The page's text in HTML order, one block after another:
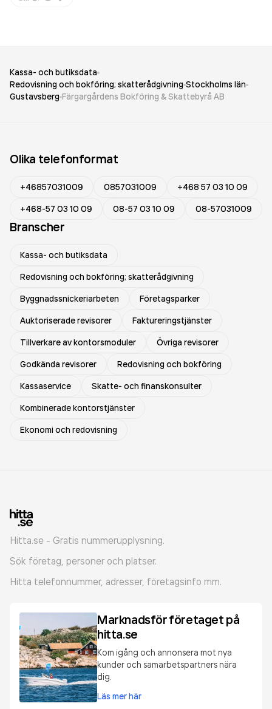
Kassa- och butiksdata
Redovisning och bokföring; skatterådgivning Stockholms län
Gustavsberg Färgargårdens Bokföring & Skattebyrå AB
Olika telefonformat
+46857031009 0857031009
+468 57 03 10 09
+468-57 03 10 09
08-57 03 10 09 08-57031009
Branscher
Kassa- och butiksdata
Redovisning och bokföring; skatterådgivning
Byggnadssnickeriarbeten
Företagsparker
Auktoriserade revisorer
Faktureringstjänster
Tillverkare av kontorsmoduler
Övriga revisorer
Godkända revisorer
Redovisning och bokföring
Kassaservice
Skatte- och finanskonsulter
Kombinerade kontorstjänster
Ekonomi och redovisning
Hitta.se - Gratis nummerupplysning.
Sök företag, personer och platser.
Hitta telefonnummer, adresser, företagsinfo mm.
Marknadsför företaget på
hitta.se
Kom igång och annonsera mot nya
kunder och samarbetspartners nära
dig.
Läs mer här